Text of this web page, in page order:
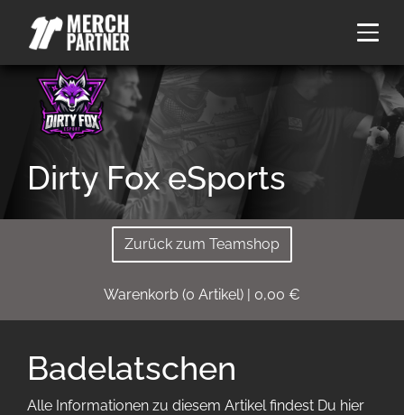
Dirty Fox eSports
Zurück zum Teamshop
Warenkorb (0 Artikel) | 0,00 €
Badelatschen
Alle Informationen zu diesem Artikel findest Du hier